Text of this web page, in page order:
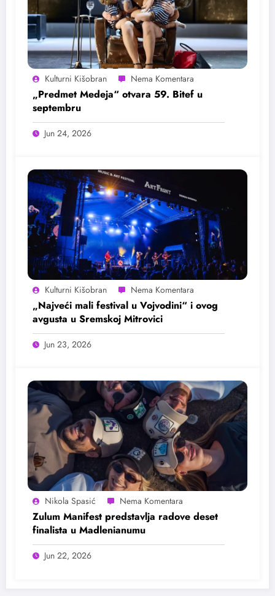
Kulturni Kišobran
„Predmet Medeja“ otvara 59. Bitef u
septembru
Jun 24, 2026
Kulturni Kišobran
„Najveći mali festival u Vojvodini“ i ovog
avgusta u Sremskoj Mitrovici
Jun 23, 2026
Nikola Spasić
Zulum Manifest predstavlja radove deset
finalista u Madlenianumu
Jun 22, 2026